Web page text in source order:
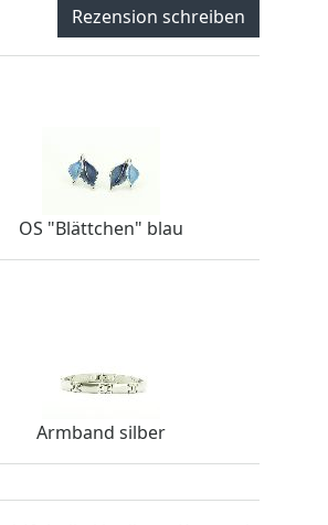
Rezension schreiben
OS "Blättchen" blau
Armband silber